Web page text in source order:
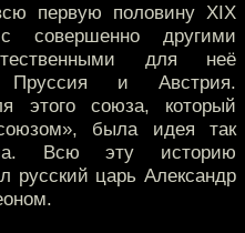
первую половину XIX
совершенно другими
для неё
Пруссия и Австрия.
этого союза, который
была идея так
Всю эту историю
русский царь Александр